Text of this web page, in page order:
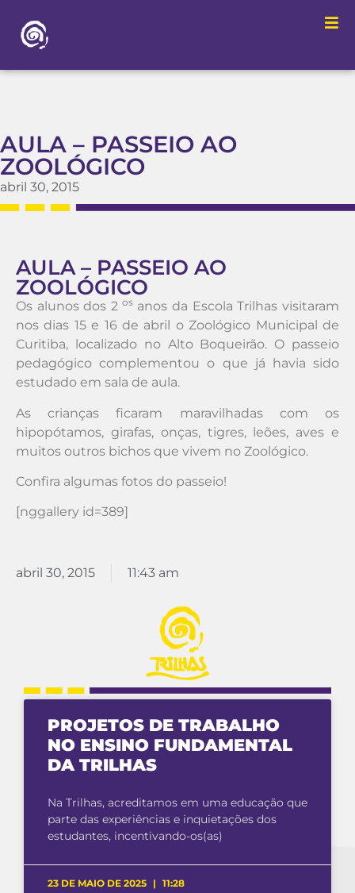
AULA – PASSEIO AO
ZOOLÓGICO
abril 30, 2015
AULA – PASSEIO AO
ZOOLÓGICO
Os alunos dos 2 osanos da Escola Trilhas visitaram
nos dias 15 e 16 de abril o Zoológico Municipal de
Curitiba, localizado no Alto Boqueirão. O passeio
pedagógico complementou o que já havia sido
estudado em sala de aula.
As crianças ficaram maravilhadas com os
hipopótamos, girafas, onças, tigres, leões, aves e
muitos outros bichos que vivem no Zoológico.
Confira algumas fotos do passeio!
[nggallery id=389]
abril 30, 2015 11:43 am
PROJETOS DE TRABALHO
NO ENSINO FUNDAMENTAL
DA TRILHAS
Na Trilhas, acreditamos em uma educação que
parte das experiências e inquietações dos
estudantes, incentivando-os(as)
23 DE MAIO DE 2025 11:28